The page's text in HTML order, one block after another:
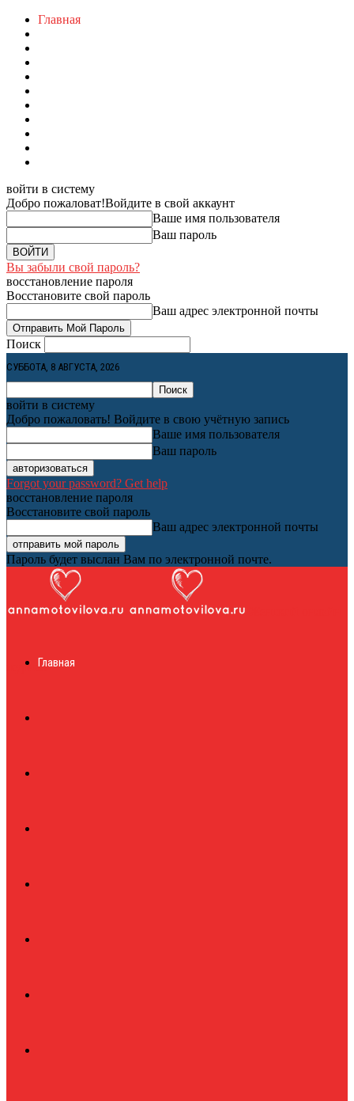
Главная
войти в систему
Добро пожаловат!Войдите в свой аккаунт
Ваше имя пользователя
Ваш пароль
Вы забыли свой пароль?
восстановление пароля
Восстановите свой пароль
Ваш адрес электронной почты
Поиск
СУББОТА, 8 АВГУСТА, 2026
войти в систему
Добро пожаловать! Войдите в свою учётную запись
Ваше имя пользователя
Ваш пароль
Forgot your password? Get help
восстановление пароля
Восстановите свой пароль
Ваш адрес электронной почты
Пароль будет выслан Вам по электронной почте.
журналГлавная